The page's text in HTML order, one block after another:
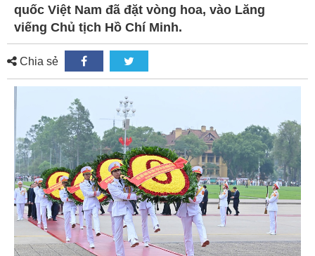
quốc Việt Nam đã đặt vòng hoa, vào Lăng
viếng Chủ tịch Hồ Chí Minh.
Chia sẻ